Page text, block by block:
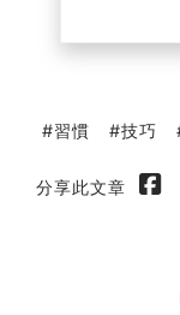
習慣 技巧
分享此文章